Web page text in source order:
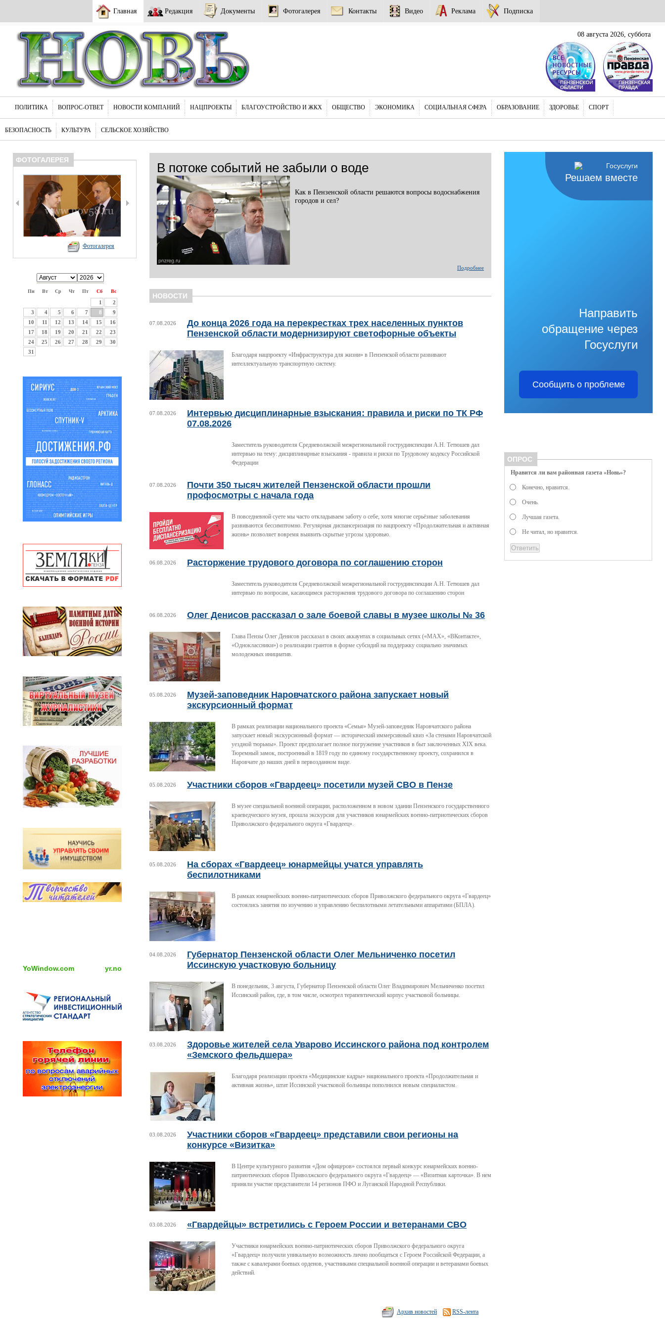
Главная Редакция Документы Фотогалерея Контакты Видео Реклама Подписка
08 августа 2026, суббота
ПОЛИТИКА ВОПРОС-ОТВЕТ НОВОСТИ КОМПАНИЙ НАЦПРОЕКТЫ БЛАГОУСТРОЙСТВО И ЖКХ ОБЩЕСТВО ЭКОНОМИКА СОЦИАЛЬНАЯ СФЕРА ОБРАЗОВАНИЕ ЗДОРОВЬЕ СПОРТ
БЕЗОПАСНОСТЬ КУЛЬТУРА СЕЛЬСКОЕ ХОЗЯЙСТВО
ФОТОГАЛЕРЕЯ
Фотогалерея
Пн Вт Ср Чт Пт Сб Вс
1
2
3
4 5 6 7 8
9
10
11 12 13 14 15
16
17
18 19 20 21 22
23
24
25 26 27 28 29
30
31
YoWindow.com yr.no
В потоке событий не забыли о воде
Как в Пензенской области решаются вопросы водоснабжения
городов и сел?
Подробнее
НОВОСТИ
07.08.2026
До конца 2026 года на перекрестках трех населенных пунктов
Пензенской области модернизируют светофорные объекты
Благодаря нацпроекту «Инфраструктура для жизни» в Пензенской области развивают
интеллектуальную транспортную систему.
07.08.2026
Интервью дисциплинарные взыскания: правила и риски по ТК РФ
07.08.2026
Заместитель руководителя Средневолжской межрегиональной гострудинспекции А.Н. Тетюшев дал
интервью на тему: дисциплинарные взыскания - правила и риски по Трудовому кодексу Российской
Федерации
07.08.2026
Почти 350 тысяч жителей Пензенской области прошли
профосмотры с начала года
В повседневной суете мы часто откладываем заботу о себе, хотя многие серьёзные заболевания
развиваются бессимптомно. Регулярная диспансеризация по нацпроекту «Продолжительная и активная
жизнь» позволяет вовремя выявить скрытые угрозы здоровью.
06.08.2026 Расторжение трудового договора по соглашению сторон
Заместитель руководителя Средневолжской межрегиональной гострудинспекции А.Н. Тетюшев дал
интервью по вопросам, касающимся расторжения трудового договора по соглашению сторон
06.08.2026 Олег Денисов рассказал о зале боевой славы в музее школы № 36
Глава Пензы Олег Денисов рассказал в своих аккаунтах в социальных сетях («МАХ», «ВКонтакте»,
«Одноклассники») о реализации грантов в форме субсидий на поддержку социально значимых
молодежных инициатив.
05.08.2026
Музей-заповедник Наровчатского района запускает новый
экскурсионный формат
В рамках реализации национального проекта «Семья» Музей-заповедник Наровчатского района
запускает новый экскурсионный формат — исторический иммерсивный квиз «За стенами Наровчатской
уездной тюрьмы». Проект предполагает полное погружение участников в быт заключенных XIX века.
Тюремный замок, построенный в 1819 году по единому государственному проекту, сохранился в
Наровчате до наших дней в первозданном виде.
05.08.2026 Участники сборов «Гвардеец» посетили музей СВО в Пензе
В музее специальной военной операции, расположенном в новом здании Пензенского государственного
краеведческого музея, прошла экскурсия для участников юнармейских военно-патриотических сборов
Приволжского федерального округа «Гвардеец».
05.08.2026
На сборах «Гвардеец» юнармейцы учатся управлять
беспилотниками
В рамках юнармейских военно-патриотических сборов Приволжского федерального округа «Гвардеец»
состоялись занятия по изучению и управлению беспилотными летательными аппаратами (БПЛА).
04.08.2026
Губернатор Пензенской области Олег Мельниченко посетил
Иссинскую участковую больницу
В понедельник, 3 августа, Губернатор Пензенской области Олег Владимирович Мельниченко посетил
Иссинский район, где, в том числе, осмотрел терапевтический корпус участковой больницы.
03.08.2026
Здоровье жителей села Уварово Иссинского района под контролем
«Земского фельдшера»
Благодаря реализации проекта «Медицинские кадры» национального проекта «Продолжительная и
активная жизнь», штат Иссинской участковой больницы пополнился новым специалистом.
03.08.2026
Участники сборов «Гвардеец» представили свои регионы на
конкурсе «Визитка»
В Центре культурного развития «Дом офицеров» состоялся первый конкурс юнармейских военно-
патриотических сборов Приволжского федерального округа «Гвардеец» — «Визитная карточка». В нем
приняли участие представители 14 регионов ПФО и Луганской Народной Республики.
03.08.2026 «Гвардейцы» встретились с Героем России и ветеранами СВО
Участники юнармейских военно-патриотических сборов Приволжского федерального округа
«Гвардеец» получили уникальную возможность лично пообщаться с Героем Российской Федерации, а
также с кавалерами боевых орденов, участниками специальной военной операции и ветеранами боевых
действий.
Архив новостей RSS-лента
Решаем вместе
Направить
обращение через
Госуслуги
Сообщить о проблеме
ОПРОС
Нравится ли вам районная газета «Новь»?
Конечно, нравится.
Очень.
Лучшая газета.
Не читал, но нравится.